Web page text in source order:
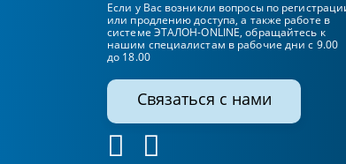
Если у Вас возникли вопросы по
или продлению доступа, а также работе в
системе ЭТАЛОН-ONLINE, обращайтесь к
нашим специалистам в рабочие дни с 9.00
до 18.00
Связаться с нами